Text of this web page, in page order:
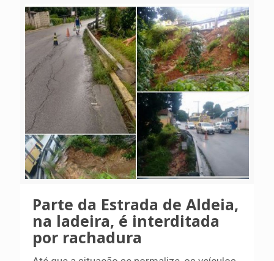
Parte da Estrada de Aldeia,
na ladeira, é interditada
por rachadura